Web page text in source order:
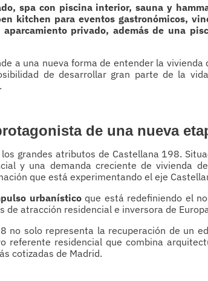
spa con piscina interior, sauna y
kitchen para eventos gastronómicos,
privado, además de una
a una nueva forma de entender la
de desarrollar gran parte de la
de una nueva
grandes atributos de Castellana 198.
y una demanda creciente de vivienda
que está experimentando el eje
urbanísticoque está redefiniendo el
de atracción residencial e inversora de
no solo representa la recuperación de un
referente residencial que combina
cotizadas de Madrid.